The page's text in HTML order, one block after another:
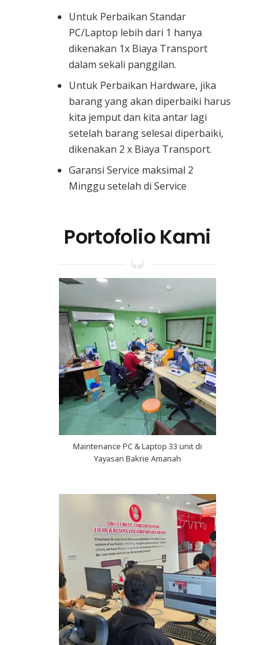
Untuk Perbaikan Standar
PC/Laptop lebih dari 1 hanya
dikenakan 1x Biaya Transport
dalam sekali panggilan.
Untuk Perbaikan Hardware, jika
barang yang akan diperbaiki harus
kita jemput dan kita antar lagi
setelah barang selesai diperbaiki,
dikenakan 2 x Biaya Transport.
Garansi Service maksimal 2
Minggu setelah di Service
Portofolio Kami
Maintenance PC & Laptop 33 unit di
Yayasan Bakrie Amanah